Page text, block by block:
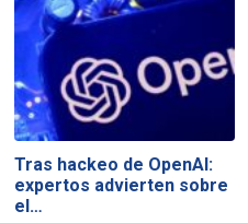
Tras hackeo de OpenAI:
expertos advierten sobre
el…